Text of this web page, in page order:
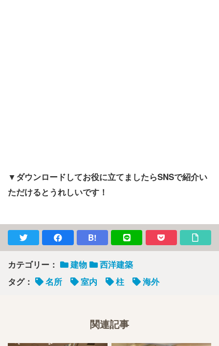
▼ダウンロードしてお役に立てましたらSNSで紹介い
ただけるとうれしいです！
B!
カテゴリー： 建物
西洋建築
タグ：
名所 室内 柱 海外
関連記事